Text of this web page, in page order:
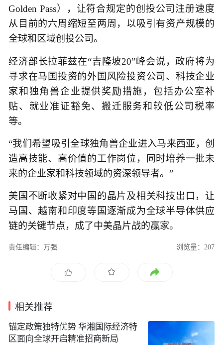
Golden Pass），让符合规定的创投公司注册速度
从目前的六周缩短至两周，以吸引有资产规模的
全球和区域创投公司。
经济部长拉菲兹在“吉隆坡20”峰会说，政府将为
寻求在马国投资的外国风险投资公司、科技企业
家和独角兽企业提供奖励措施，包括办公室补
贴、就业准证豁免、搬迁服务和较低公司税率
等。
“我们希望吸引全球独角兽企业进入马来西亚，创
造高技能、高价值的工作岗位，同时培养一批未
来的企业家和科技领域的资深领导者。”
美国不断收紧对中国的晶片及相关科技出口，让
马国、越南和印度等国逐渐成为全球半导体供应
链的关键节点，成了中美晶片战的赢家。
责任编辑：万强 浏览量：207
相关推荐
锚定政策独特优势 华湘国际经济特
区面向全球开启精准招商新局